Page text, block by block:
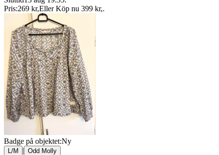
Pris:269 kr,Eller Köp nu 399 kr,.
Badge på objektet:Ny
L/M | Odd Molly